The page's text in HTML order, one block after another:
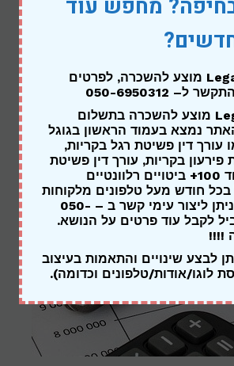
הסדר חובות
מחפש עוד
לפרטים
ל– 050-6950312
אתר Legal Help מוצע להשכרה בתשלום
נמצא בעמוד הראשון בגוגל
עורך דין פשיטת רגל בקריות,
פירעון בקריות, עורך דין פשיטת
רגל בחיפה ועוד 100+ ביטויים רלוונטיים
חודש מעל טלפונים מלקוחות
פוטנציאליים, ניתן ליצור עימי קשר ב – 050-
בשביל לקבל עוד פרטים על הנושא.
!!!!
לבצע שינויים והתאמות בעיצוב
לוגו/אודות/טלפונים וכדומה).